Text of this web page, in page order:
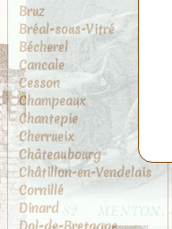
Bruz
Bréal-sous-Vitré
Bécherel
Cancale
Cesson
Champeaux
Chantepie
Cherrueix
Châteaubourg
Châtillon-en-Vendelais
Cornillé
Dinard